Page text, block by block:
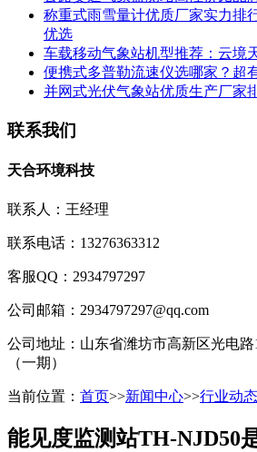
称重式雨雪量计优质厂家实力排
优选
车载移动气象站机型推荐：云境
便携式多普勒流速仪选哪家？超
并网式光伏气象站优质生产厂家
联系我们
天合环境科技
联系人：王经理
联系电话：13276363312
客服QQ：2934797297
公司邮箱：2934797297@qq.com
公司地址：山东省潍坊市高新区光电
（一期）
当前位置： 首页>>新闻中心>>行业动态
能见度监测站TH-NJD50